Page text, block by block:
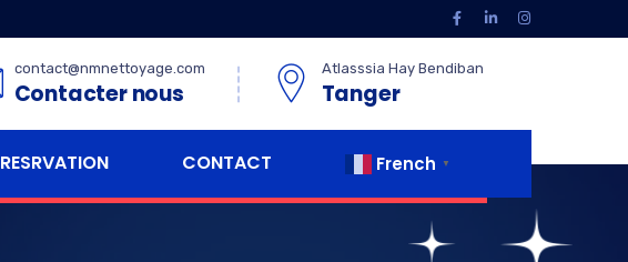
contact@nmnettoyage.com
Contacter nous
Atlasssia Hay Bendiban
Tanger
RESRVATION CONTACT French ▼